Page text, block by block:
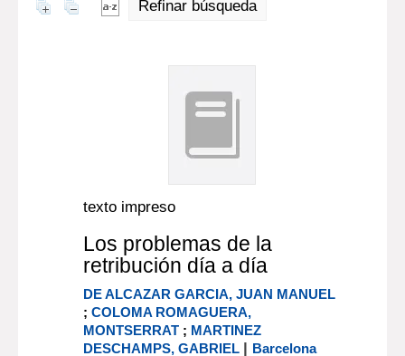
Refinar búsqueda
texto impreso
Los problemas de la
retribución día a día
DE ALCAZAR GARCIA, JUAN MANUEL
;COLOMA ROMAGUERA,
MONTSERRAT ; MARTINEZ
DESCHAMPS, GABRIEL | Barcelona